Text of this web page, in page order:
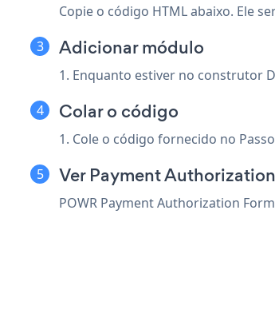
Copie o código HTML abaixo. Ele
Adicionar módulo
1. Enquanto estiver no construtor
Colar o código
1. Cole o código fornecido no
Ver Payment
POWR Payment Authorization